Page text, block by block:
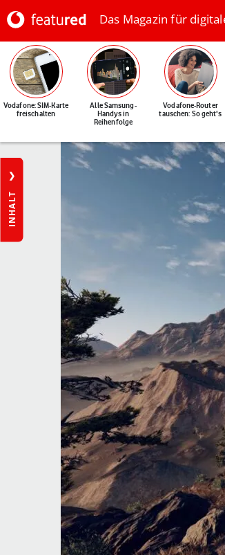
Das Magazin für
Vodafone: SIM-Karte
freischalten
Alle Samsung-
Handys in
Reihenfolge
Vodafone-Router
tauschen: So geht's
INHALT